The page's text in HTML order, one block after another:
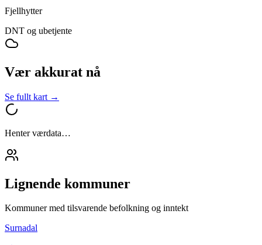
Fjellhytter
DNT og ubetjente
Vær akkurat nå
Se fullt kart →
Henter værdata…
Lignende kommuner
Kommuner med tilsvarende befolkning og inntekt
Surnadal